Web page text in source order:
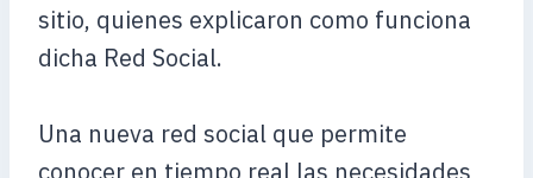
sitio, quienes explicaron como funciona
dicha Red Social.
Una nueva red social que permite
conocer en tiempo real las necesidades